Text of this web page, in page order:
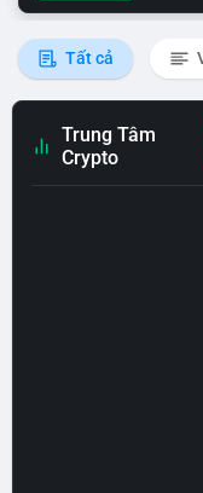
Tất cả
Trung Tâm
Crypto